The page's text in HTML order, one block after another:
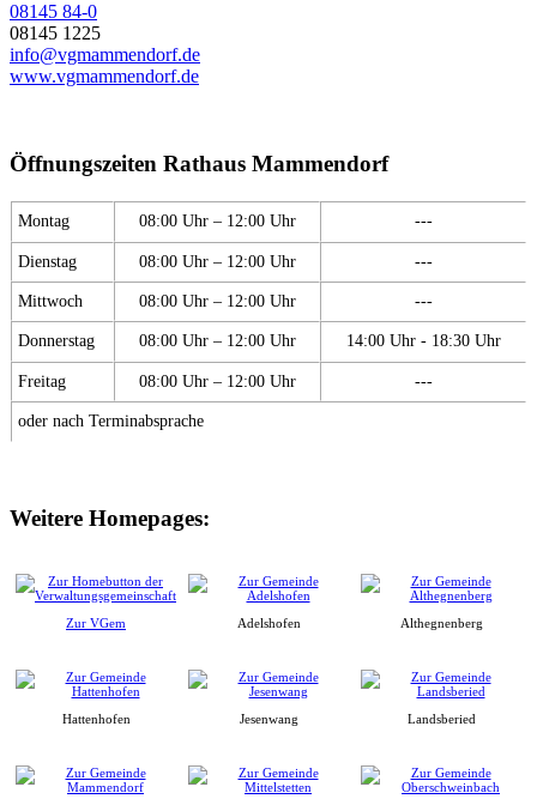
08145 84-0
08145 1225
info@vgmammendorf.de
www.vgmammendorf.de
Öffnungszeiten Rathaus Mammendorf
Montag 08:00 Uhr – 12:00 Uhr ---
Dienstag 08:00 Uhr – 12:00 Uhr ---
Mittwoch 08:00 Uhr – 12:00 Uhr ---
Donnerstag 08:00 Uhr – 12:00 Uhr 14:00 Uhr - 18:30 Uhr
Freitag 08:00 Uhr – 12:00 Uhr ---
oder nach Terminabsprache
Weitere Homepages:
Zur VGem Adelshofen Althegnenberg
Hattenhofen Jesenwang Landsberied